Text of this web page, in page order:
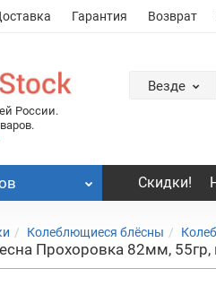
Гарантия Возврат
России.
Везде
Скидки!
Колеблющиеся блёсны
Прохоровка 82мм, 55гр,